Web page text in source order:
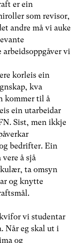
er ein
som revisor,
andre må vi auke
vi
korleis ein
kva
kommer til å
ein utarbeidar
Sist, men ikkje
bedrifter. Ein
å sjå
ta omsyn
og knytte
vi studentar
Når eg skal ut i
og